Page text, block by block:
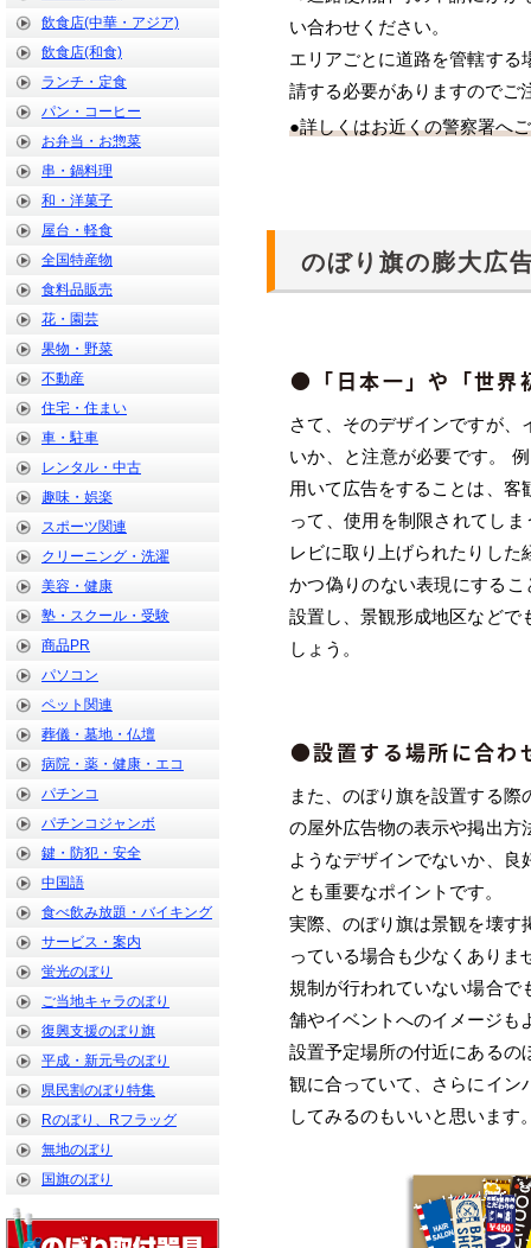
飲食店(中華・アジア)
飲食店(和食)
ランチ・定食
パン・コーヒー
お弁当・お惣菜
串・鍋料理
和・洋菓子
屋台・軽食
全国特産物
食料品販売
花・園芸
果物・野菜
不動産
住宅・住まい
車・駐車
レンタル・中古
趣味・娯楽
スポーツ関連
クリーニング・洗濯
美容・健康
塾・スクール・受験
商品PR
パソコン
ペット関連
葬儀・墓地・仏壇
病院・薬・健康・エコ
パチンコ
パチンコジャンボ
鍵・防犯・安全
中国語
食べ飲み放題・バイキング
サービス・案内
蛍光のぼり
ご当地キャラのぼり
復興支援のぼり旗
平成・新元号のぼり
県民割のぼり特集
Rのぼり、Rフラッグ
無地のぼり
国旗のぼり
い合わせください。
エリアごとに道路を管轄する
請する必要がありますのでご
●詳しくはお近くの警察署へ
のぼり旗の膨大広
●「日本一」や「世界
さて、そのデザインですが
いか、と注意が必要です。
用いて広告をすることは、
って、使用を制限されてし
レビに取り上げられたりし
かつ偽りのない表現にする
設置し、景観形成地区などで
しょう。
●設置する場所に合わ
また、のぼり旗を設置する
の屋外広告物の表示や掲出方
ようなデザインでないか、
とも重要なポイントです。
実際、のぼり旗は景観を壊す
っている場合も少なくありま
規制が行われていない場合で
舗やイベントへのイメージも
設置予定場所の付近にあるの
観に合っていて、さらにイン
してみるのもいいと思います